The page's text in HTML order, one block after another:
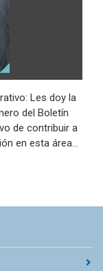
Les doy la
del Boletín
de contribuir a
en esta área…